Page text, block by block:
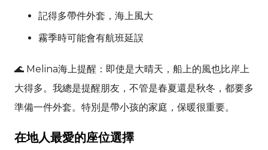
記得多帶件外套，海上風大
霧季時可能會有航班延誤
🌊 Melina海上提醒：即使是大晴天，船上的風也比岸上
大得多。我總是提醒朋友，不管是春夏還是秋冬，都要多
準備一件外套。特別是帶小孩的家庭，保暖很重要。
在地人最愛的座位選擇